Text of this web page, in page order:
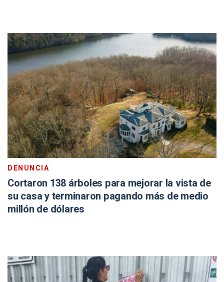
DENUNCIA
Cortaron 138 árboles para mejorar la vista de
su casa y terminaron pagando más de medio
millón de dólares